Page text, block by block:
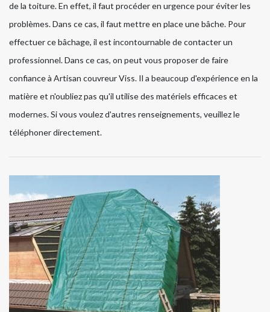
de la toiture. En effet, il faut procéder en urgence pour éviter les
problèmes. Dans ce cas, il faut mettre en place une bâche. Pour
effectuer ce bâchage, il est incontournable de contacter un
professionnel. Dans ce cas, on peut vous proposer de faire
confiance à Artisan couvreur Viss. Il a beaucoup d'expérience en la
matière et n'oubliez pas qu'il utilise des matériels efficaces et
modernes. Si vous voulez d'autres renseignements, veuillez le
téléphoner directement.